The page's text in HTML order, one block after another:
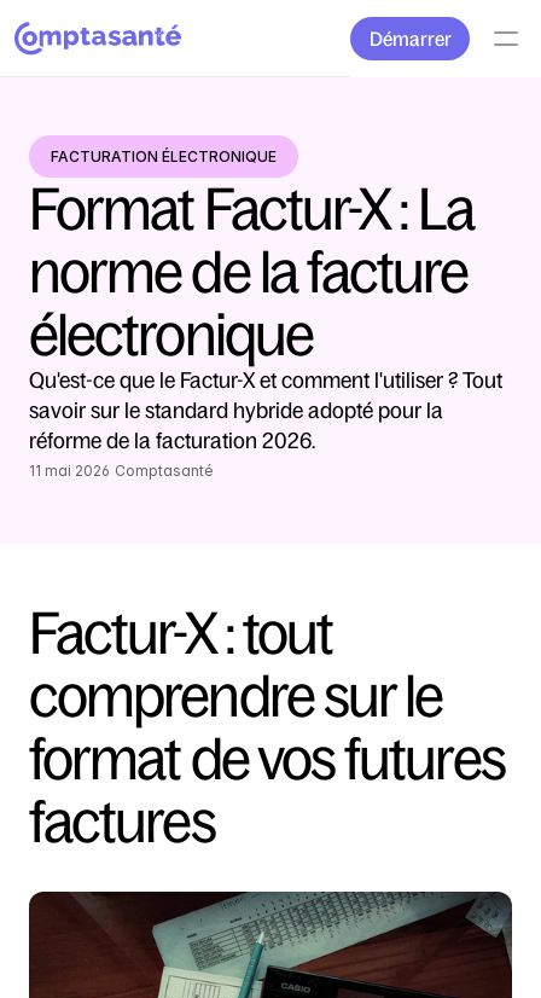
Démarrer
FACTURATION ÉLECTRONIQUE
Format Factur-X : La
norme de la facture
électronique
Qu'est-ce que le Factur-X et comment l'utiliser ? Tout
savoir sur le standard hybride adopté pour la
réforme de la facturation 2026.
11 mai 2026 Comptasanté
Factur-X : tout
comprendre sur le
format de vos futures
factures